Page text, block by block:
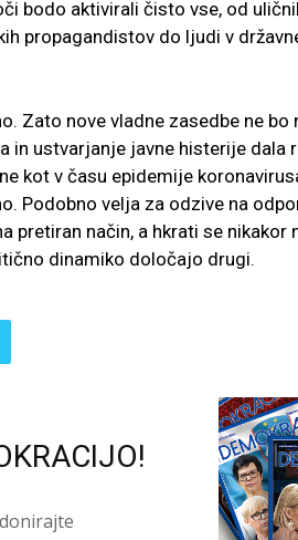
bodo aktivirali čisto vse, od
propagandistov do ljudi v
Zato nove vladne zasedbe ne
in ustvarjanje javne histerije dala
kot v času epidemije
Podobno velja za odzive na
pretiran način, a hkrati se
dinamiko določajo drugi.